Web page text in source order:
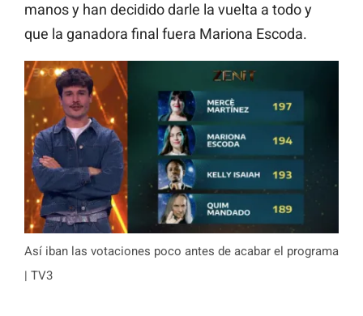
manos y han decidido darle la vuelta a todo y
que la ganadora final fuera Mariona Escoda.
Así iban las votaciones poco antes de acabar el programa
| TV3